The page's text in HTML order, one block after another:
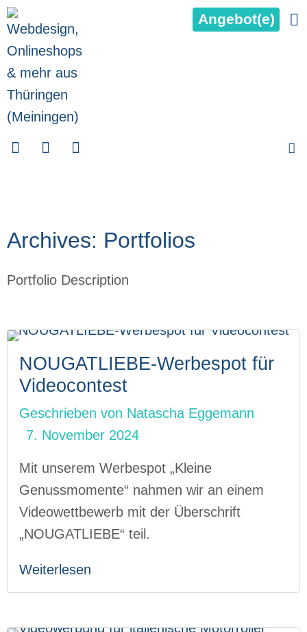
Angebot(e)
Archives: Portfolios
Portfolio Description
NOUGATLIEBE-Werbespot für
Videocontest
Geschrieben von Natascha Eggemann
7. November 2024
Mit unserem Werbespot „Kleine
Genussmomente“ nahmen wir an einem
Videowettbewerb mit der Überschrift
„NOUGATLIEBE“ teil.
Weiterlesen